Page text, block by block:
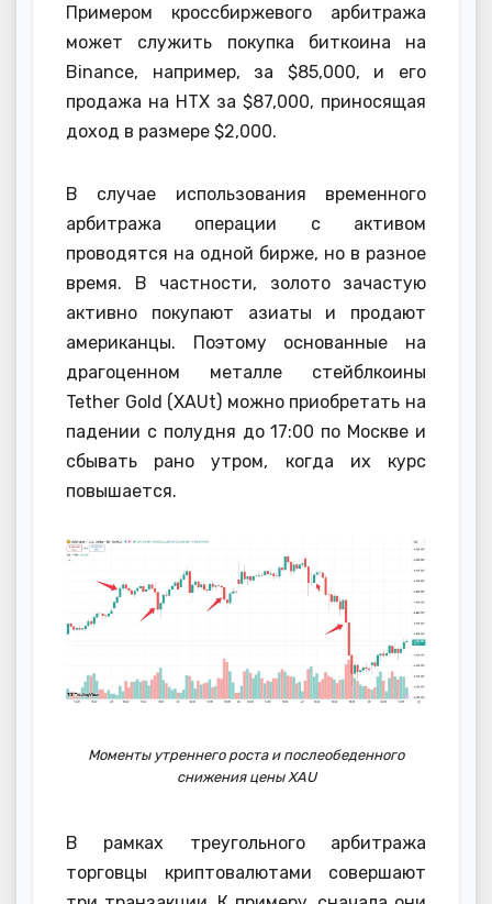
Примером кроссбиржевого арбитража
может служить покупка биткоина на
Binance, например, за $85,000, и его
продажа на HTX за $87,000, приносящая
доход в размере $2,000.
В случае использования временного
арбитража операции с активом
проводятся на одной бирже, но в разное
время. В частности, золото зачастую
активно покупают азиаты и продают
американцы. Поэтому основанные на
драгоценном металле стейблкоины
Tether Gold (XAUt) можно приобретать на
падении с полудня до 17:00 по Москве и
сбывать рано утром, когда их курс
повышается.
Моменты утреннего роста и послеобеденного
снижения цены XAU
В рамках треугольного арбитража
торговцы криптовалютами совершают